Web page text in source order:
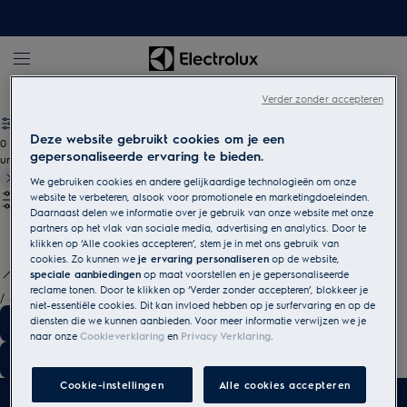
0
undefined
/ 3
Deze website gebruikt cookies om je een
gepersonaliseerde ervaring te bieden.
We gebruiken cookies en andere gelijkaardige technologieën om onze
website te verbeteren, alsook voor promotionele en marketingdoeleinden.
Daarnaast delen we informatie over je gebruik van onze website met onze
partners op het vlak van sociale media, advertising en analytics. Door te
klikken op ‘Alle cookies accepteren’, stem je in met ons gebruik van
cookies. Zo kunnen weje ervaring personaliseren op de website,
speciale aanbiedingen op maat voorstellen en je gepersonaliseerde
reclame tonen. Door te klikken op ‘Verder zonder accepteren’, blokkeer je
niet-essentiële cookies. Dit kan invloed hebben op je surfervaring en op de
diensten die we kunnen aanbieden. Voor meer informatie verwijzen we je
naar onzeCookieverklaring en Privacy Verklaring.
Cookie-instellingen Alle cookies accepteren
Verder zonder accepteren